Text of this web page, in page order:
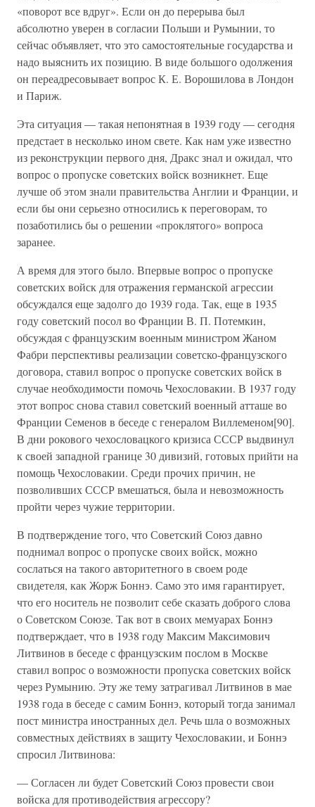
«поворот все вдруг». Если он до перерыва был
абсолютно уверен в согласии Польши и Румынии, то
сейчас объявляет, что это самостоятельные государства и
надо выяснить их позицию. В виде большого одолжения
он переадресовывает вопрос К. Е. Ворошилова в Лондон
и Париж.
Эта ситуация — такая непонятная в 1939 году — сегодня
предстает в несколько ином свете. Как нам уже известно
из реконструкции первого дня, Дракс знал и ожидал, что
вопрос о пропуске советских войск возникнет. Еще
лучше об этом знали правительства Англии и Франции, и
если бы они серьезно относились к переговорам, то
позаботились бы о решении «проклятого» вопроса
заранее.
А время для этого было. Впервые вопрос о пропуске
советских войск для отражения германской агрессии
обсуждался еще задолго до 1939 года. Так, еще в 1935
году советский посол во Франции В. П. Потемкин,
обсуждая с французским военным министром Жаном
Фабри перспективы реализации советско-французского
договора, ставил вопрос о пропуске советских войск в
случае необходимости помочь Чехословакии. В 1937 году
этот вопрос снова ставил советский военный атташе во
Франции Семенов в беседе с генералом Виллеменом[90].
В дни рокового чехословацкого кризиса СССР выдвинул
к своей западной границе 30 дивизий, готовых прийти на
помощь Чехословакии. Среди прочих причин, не
позволивших СССР вмешаться, была и невозможность
пройти через чужие территории.
В подтверждение того, что Советский Союз давно
поднимал вопрос о пропуске своих войск, можно
сослаться на такого авторитетного в своем роде
свидетеля, как Жорж Боннэ. Само это имя гарантирует,
что его носитель не позволит себе сказать доброго слова
о Советском Союзе. Так вот в своих мемуарах Боннэ
подтверждает, что в 1938 году Максим Максимович
Литвинов в беседе с французским послом в Москве
ставил вопрос о возможности пропуска советских войск
через Румынию. Эту же тему затрагивал Литвинов в мае
1938 года в беседе с самим Боннэ, который тогда занимал
пост министра иностранных дел. Речь шла о возможных
совместных действиях в защиту Чехословакии, и Боннэ
спросил Литвинова:
— Согласен ли будет Советский Союз провести свои
войска для противодействия агрессору?